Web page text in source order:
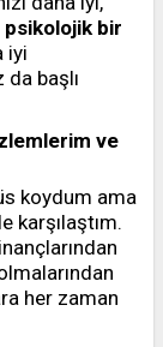
psikolojik bir
iyi
başlı
ve
koydum ama
karşılaştım.
her zaman